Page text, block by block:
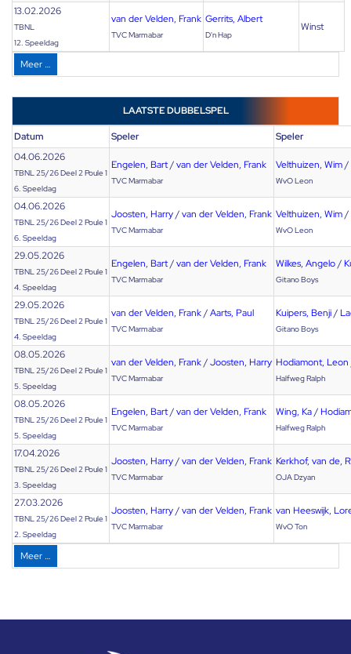
13.02.2026
TBNL
12. Speeldag
van der Velden, Frank
TVC Marmabar
Gerrits, Albert
D'n Hap
Winst
Meer …
LAATSTE DUBBELSPEL
Datum Speler
Speler
04.06.2026
TBNL 25/26 Deel 2 Poule 1
6. Speeldag
Engelen, Bart/van der Velden, Frank
TVC Marmabar
Velthuizen, Wim/
WvO Leon
04.06.2026
TBNL 25/26 Deel 2 Poule 1
6. Speeldag
Joosten, Harry/van der Velden, Frank
TVC Marmabar
Velthuizen, Wim/
WvO Leon
29.05.2026
TBNL 25/26 Deel 2 Poule 1
4. Speeldag
Engelen, Bart/van der Velden, Frank
TVC Marmabar
Wilkes, Angelo/
Gitano Boys
29.05.2026
TBNL 25/26 Deel 2 Poule 1
4. Speeldag
van der Velden, Frank/Aarts, Paul
TVC Marmabar
Kuipers, Benji/
Gitano Boys
08.05.2026
TBNL 25/26 Deel 2 Poule 1
5. Speeldag
van der Velden, Frank/Joosten, Harry
TVC Marmabar
Hodiamont, Leon
Halfweg Ralph
08.05.2026
TBNL 25/26 Deel 2 Poule 1
5. Speeldag
Engelen, Bart/van der Velden, Frank
TVC Marmabar
Wing, Ka/
Halfweg Ralph
17.04.2026
TBNL 25/26 Deel 2 Poule 1
3. Speeldag
Joosten, Harry/van der Velden, Frank
TVC Marmabar
Kerkhof, van de,
OJA Dzyan
27.03.2026
TBNL 25/26 Deel 2 Poule 1
2. Speeldag
Joosten, Harry/van der Velden, Frank
TVC Marmabar
van Heeswijk,
WvO Ton
Meer …